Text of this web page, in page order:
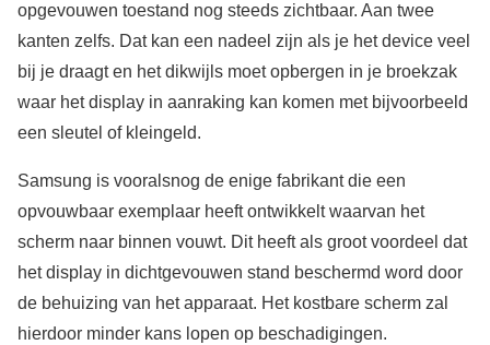
opgevouwen toestand nog steeds zichtbaar. Aan twee
kanten zelfs. Dat kan een nadeel zijn als je het device veel
bij je draagt en het dikwijls moet opbergen in je broekzak
waar het display in aanraking kan komen met bijvoorbeeld
een sleutel of kleingeld.
Samsung is vooralsnog de enige fabrikant die een
opvouwbaar exemplaar heeft ontwikkelt waarvan het
scherm naar binnen vouwt. Dit heeft als groot voordeel dat
het display in dichtgevouwen stand beschermd word door
de behuizing van het apparaat. Het kostbare scherm zal
hierdoor minder kans lopen op beschadigingen.